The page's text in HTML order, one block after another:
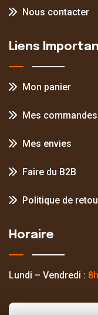
Nous contacter
Liens
Mon panier
Mes commandes
Mes envies
Faire du B2B
Politique de
Horaire
Lundi – Vendredi :